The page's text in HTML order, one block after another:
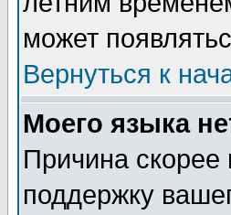
может
Вернуться к
Моего языка
Причина скорее
поддержку